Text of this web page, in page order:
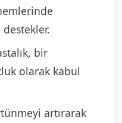
bir
olarak kabul
artırarak